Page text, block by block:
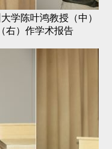
学陈叶鸿教授（中）
右）作学术报告